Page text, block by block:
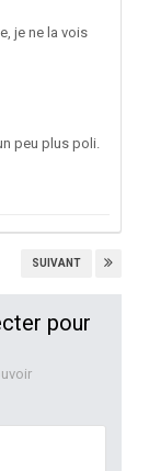
je ne la vois
peu plus poli.
SUIVANT
pour